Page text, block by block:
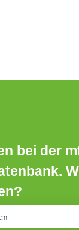
für
bei der